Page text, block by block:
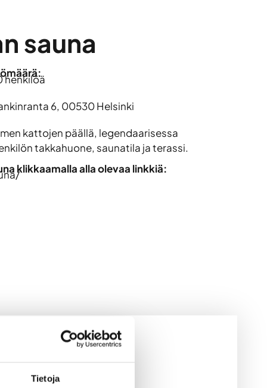
Tietoja
sauna
henkilöä
6, 00530 Helsinki
kattojen päällä, legendaarisessa
takkahuone, saunatila ja terassi.
klikkaamalla alla olevaa linkkiä: